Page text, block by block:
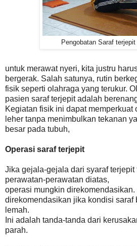
Pengobatan Saraf
untuk merawat nyeri, kita justru
bergerak. Salah satunya, rutin
fisik seperti olahraga yang terukur.
pasien saraf terjepit adalah
Kegiatan fisik ini dapat memperkuat
leher tanpa menimbulkan tekanan
besar pada tubuh,
Operasi saraf terjepit
Jika gejala-gejala dari syaraf
perawatan-perawatan diatas,
operasi mungkin direkomendasikan.
direkomendasikan jika kondisi saraf
lemah.
Ini adalah tanda-tanda dari
parah.